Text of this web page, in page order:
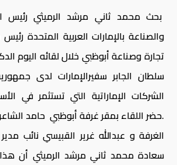
بحث محمد ثاني مرشد الرميثي رئيس
والصناعة بالإمارات العربية المتحدة
تجارة وصناعة أبوظبي خلال لقائه اليوم
سلطان الجابر سفيرالإمارات لدى
الشركات الإماراتية التي تستثمر في
.حضر اللقاء بمقر غرفة أبوظبي حامد
الغرفة و عبدالله غرير القبيسي نائب
سعادة محمد ثاني مرشد الرميثي أن